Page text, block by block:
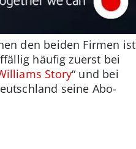
den beiden Firmen ist
häufig zuerst bei
Story“ und bei
seine Abo-